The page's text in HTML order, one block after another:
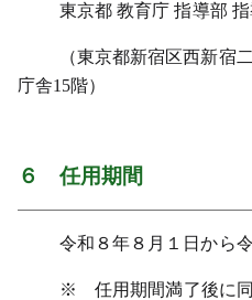
東京都 教育庁 指導部
（東京都新宿区西新
庁舎15階）
６ 任用期間
令和８年８月１日から
※ 任用期間満了後に同